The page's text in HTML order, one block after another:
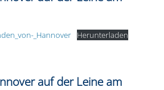
_Hannover Herunterladen
auf der Leine am